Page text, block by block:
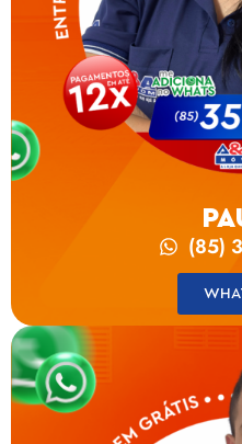
(85)